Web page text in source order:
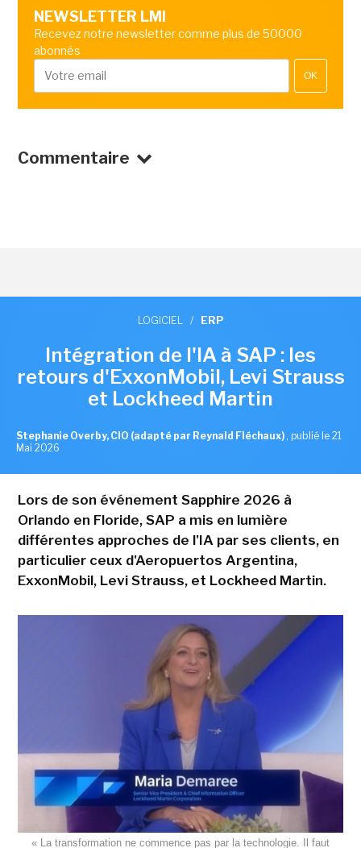
NEWSLETTER LMI
Recevez notre newsletter comme plus de 50000
abonnés
OK
Commentaire
LOGICIEL / ERP
Intégration de l'IA à SAP : les
retours d'ExxonMobil, Levi Strauss
et Lockheed Martin
Stephanie Overby, CIO (adapté par Reynald Fléchaux) , publié le 21
Mai 2026
Lors de son événement Sapphire 2026 à
Orlando en Floride, SAP a mis en lumière
différentes approches de l'IA par ses clients, en
particulier ceux d'Aeropuertos Argentina,
ExxonMobil, Levi Strauss, et Lockheed Martin.
« La transformation ne commence pas par la technologie. Il faut